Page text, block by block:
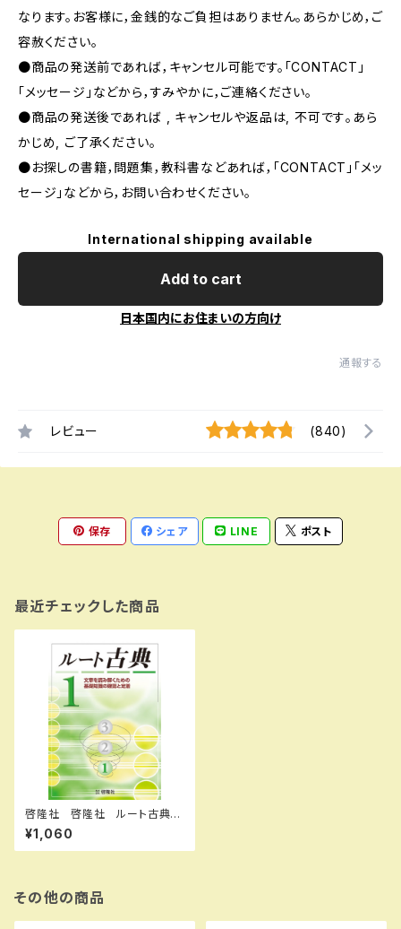
なります。お客様に，金銭的なご負担はありません。あらかじめ，ご
容赦ください。
●商品の発送前であれば，キャンセル可能です。「CONTACT」
「メッセージ」などから，すみやかに，ご連絡ください。
●商品の発送後であれば , キャンセルや返品は, 不可です｡あら
かじめ, ご了承ください｡
●お探しの書籍，問題集，教科書などあれば，「CONTACT」「メッ
セージ」などから，お問い合わせください。
International shipping available
Add to cart
日本国内にお住まいの方向け
通報する
レビュー (840)
保存 シェア LINE ポスト
最近チェックした商品
啓隆社 啓隆社 ルート古典
１ 2026年度版 新品 問題
集本体のみ 別冊解答なし 新
品 問題集本体のみ 別冊解
U：004020536
¥1,060
その他の商品